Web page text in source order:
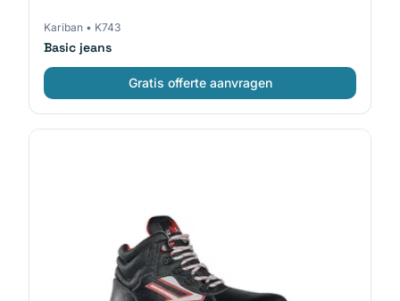
Kariban • K743
Basic jeans
Gratis offerte aanvragen